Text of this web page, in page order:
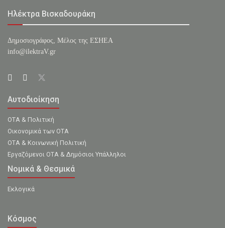
Ηλέκτρα Βισκαδουράκη
Δημοσιογράφος, Μέλος της ΕΣHΕΑ
info@ilektraV.gr
Αυτοδιοίκηση
ΟΤΑ & Πολιτική
Οικονομικά των ΟΤΑ
ΟΤΑ & Κοινωνική Πολιτική
Εργαζόμενοι ΟΤΑ & Δημόσιοι Υπάλληλοι
Νομικά & Θεσμικά
Εκλογικά
Κόσμος